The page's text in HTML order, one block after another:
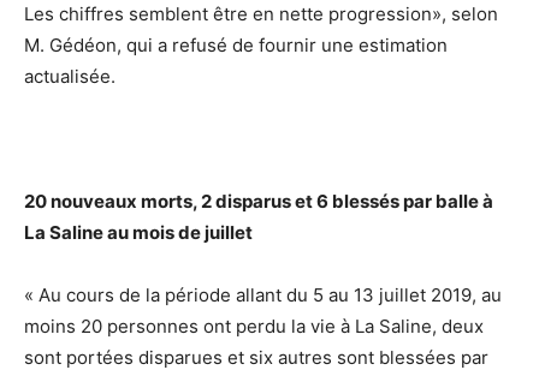
Les chiffres semblent être en nette progression», selon
M. Gédéon, qui a refusé de fournir une estimation
actualisée.
20 nouveaux morts, 2 disparus et 6 blessés par balle à
La Saline au mois de juillet
« Au cours de la période allant du 5 au 13 juillet 2019, au
moins 20 personnes ont perdu la vie à La Saline, deux
sont portées disparues et six autres sont blessées par